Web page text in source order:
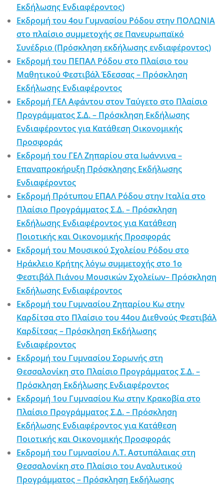
Εκδήλωσης Ενδιαφέροντος)
Εκδρομή του 4ου Γυμνασίου Ρόδου στην ΠΟΛΩΝΙΑ
στο πλαίσιο συμμετοχής σε Πανευρωπαϊκό
Συνέδριο (Πρόσκληση εκδήλωσης ενδιαφέροντος)
Εκδρομή του ΠΕΠΑΛ Ρόδου στο Πλαίσιο του
Μαθητικού Φεστιβάλ Έδεσσας – Πρόσκληση
Εκδήλωσης Ενδιαφέροντος
Εκδρομή ΓΕΛ Αφάντου στον Ταύγετο στο Πλαίσιο
Προγράμματος Σ.Δ. – Πρόσκληση Εκδήλωσης
Ενδιαφέροντος για Κατάθεση Οικονομικής
Προσφοράς
Εκδρομή του ΓΕΛ Ζηπαρίου στα Ιωάννινα –
Επαναπροκήρυξη Πρόσκλησης Εκδήλωσης
Ενδιαφέροντος
Εκδρομή Πρότυπου ΕΠΑΛ Ρόδου στην Ιταλία στο
Πλαίσιο Προγράμματος Σ.Δ. – Πρόσκληση
Εκδήλωσης Ενδιαφέροντος για Κατάθεση
Ποιοτικής και Οικονομικής Προσφοράς
Εκδρομή του Μουσικού Σχολείου Ρόδου στο
Ηράκλειο Κρήτης λόγω συμμετοχής στο 1ο
Φεστιβάλ Πιάνου Μουσικών Σχολείων– Πρόσκληση
Εκδήλωσης Ενδιαφέροντος
Εκδρομή του Γυμνασίου Ζηπαρίου Κω στην
Καρδίτσα στο Πλαίσιο του 44ου Διεθνούς Φεστιβάλ
Καρδίτσας – Πρόσκληση Εκδήλωσης
Ενδιαφέροντος
Εκδρομή του Γυμνασίου Σορωνής στη
Θεσσαλονίκη στο Πλαίσιο Προγράμματος Σ.Δ. –
Πρόσκληση Εκδήλωσης Ενδιαφέροντος
Εκδρομή 1ου Γυμνασίου Κω στην Κρακοβία στο
Πλαίσιο Προγράμματος Σ.Δ. – Πρόσκληση
Εκδήλωσης Ενδιαφέροντος για Κατάθεση
Ποιοτικής και Οικονομικής Προσφοράς
Εκδρομή του Γυμνασίου Λ.Τ. Αστυπάλαιας στη
Θεσσαλονίκη στο Πλαίσιο του Αναλυτικού
Προγράμματος – Πρόσκληση Εκδήλωσης